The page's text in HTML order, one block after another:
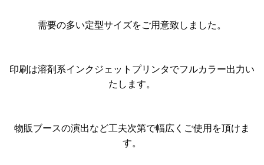
需要の多い定型サイズをご用意致しました。
印刷は溶剤系インクジェットプリンタでフルカラー出力い
たします。
物販ブースの演出など工夫次第で幅広くご使用を頂けま
す。